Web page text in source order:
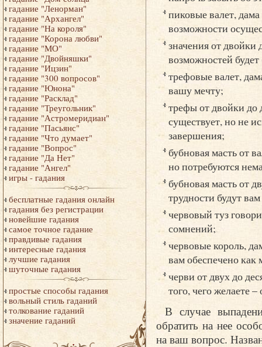
гадание "Ленорман"
гадание "Архангел"
гадание "На короля"
гадание "Корона любви"
гадание "МО"
гадание "Двойняшки"
гадание "Ицзин"
гадание "300 вопросов"
гадание "Юнона"
гадание "Расклад"
гадание "Треугольник"
гадание "Астромеридиан"
гадание "Пасьянс"
гадание "Что думает"
гадание "Вопрос"
гадание "Да Нет"
гадание "Ангел"
игры - гадания
бесплатные гадания онлайн
гадания без регистрации
новейшие гадания
самое точное гадание
правдивые гадания
интересные гадания
лучшие гадания
шуточные гадания
простые способы гадания
вольный стиль гаданий
толкование гаданий
значение гаданий
пиковые валет,
возможности
значения от двойки
возможностей
трефовые валет,
вашу мечту;
трефы от двойки до
существует, но не
завершения;
бубновая масть от
но потребуются
бубновая масть от
трудности будут
червовый туз
сомнений;
червовые король,
вам обеспечено как
черви от двух до
того, чего желаете
В случае
обратить на нее
на ваш вопрос.